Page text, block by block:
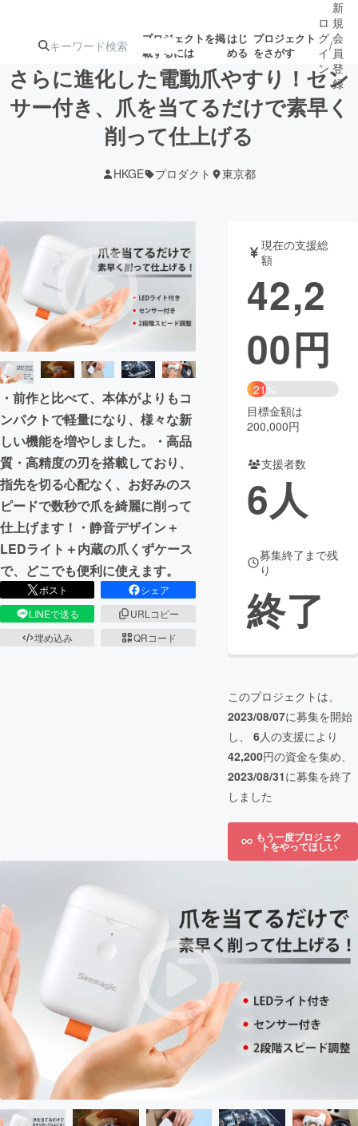
プロジェクトを掲
載するには
はじ
める
プロジェクト
をさがす
注目のリ 注目の新着プロ
募集終了が近いプ
ロジェクト
テクノロジー・ガジェット
映像・映画 書籍・雑誌
ビジネス・起業 チャレンジ
まちづくり・地域活性化
CAMPFIRE for Social Good
CAMPFIRE Creation
CAMPFIREふるさと納税
コミュニティ
ロ
グ
イ
ン
/
新
規
会
員
登
録
さらに進化した電動爪やすり！セン
サー付き、爪を当てるだけで素早く
削って仕上げる
HKGE プロダクト 東京都
・前作と比べて、本体がよりもコ
ンパクトで軽量になり、様々な新
しい機能を増やしました。・高品
質・高精度の刃を搭載しており、
指先を切る心配なく、お好みのス
ピードで数秒で爪を綺麗に削って
仕上げます！・静音デザイン＋
LEDライト＋内蔵の爪くずケース
で、どこでも便利に使えます。
ポスト
シェア
LINEで送る
URLコピー
埋め込み
QRコード
現在の支援総
額
42,2
00円
21%
目標金額は
200,000円
支援者数
6人
募集終了まで残
り
終了
このプロジェクトは、
2023/08/07に募集を開始
し、 6人の支援により
42,200円の資金を集め、
2023/08/31に募集を終了
しました
もう一度プロジェク
トをやってほしい